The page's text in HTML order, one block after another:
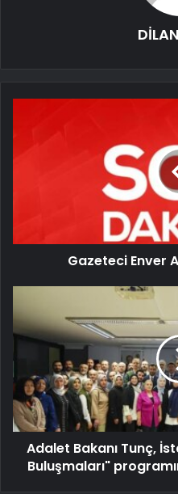
Gazeteci Enver
Adalet Bakanı Tunç,
Buluşmaları"